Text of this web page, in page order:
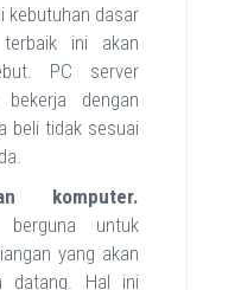
kebutuhan dasar
ini akan
PC server
dengan
beli tidak sesuai
komputer.
untuk
yang akan
datang. Hal ini